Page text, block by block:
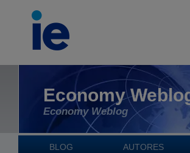
Economy
Economy Weblog
BLOG AUTORES